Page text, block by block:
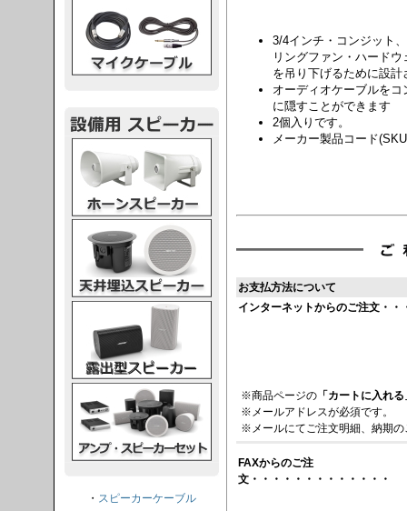
3/4インチ・コンジット
リングファン・ハード
を吊り下げるために設計
オーディオケーブルを
に隠すことができます
2個入りです。
メーカー製品コード
お支払方法について
インターネットからのご注文・・
※商品ページの 「カートに入れる
※メールアドレスが必須です。
※メールにてご注文明細、納期
FAXからのご注
文・・・・・・・・・・・・・
・ スピーカーケーブル